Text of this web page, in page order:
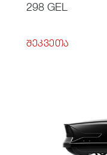
298 GEL
ᲨᲔᲙᲕᲔᲗᲐ